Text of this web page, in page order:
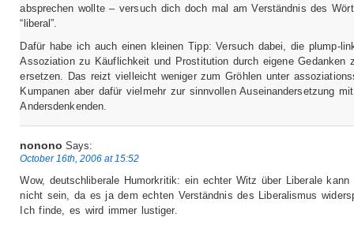
absprechen wollte – versuch dich doch mal am Verständnis des
“liberal”.
Dafür habe ich auch einen kleinen Tipp: Versuch dabei, die plump-
Assoziation zu Käuflichkeit und Prostitution durch eigene Gedanken
ersetzen. Das reizt vielleicht weniger zum Gröhlen unter
Kumpanen aber dafür vielmehr zur sinnvollen Auseinandersetzung mit
Andersdenkenden.
nonono Says:
October 16th, 2006 at 15:52
Wow, deutschliberale Humorkritik: ein echter Witz über Liberale kann
nicht sein, da es ja dem echten Verständnis des Liberalismus
Ich finde, es wird immer lustiger.